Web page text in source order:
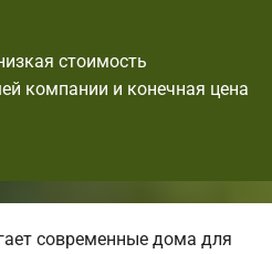
стоимость
компании и конечная цена
современные дома для